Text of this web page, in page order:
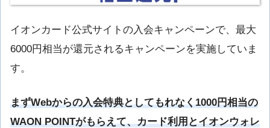
イオンカード公式サイトの入会キャンペーンで、最大
6000円相当が還元されるキャンペーンを実施していま
す。
まずWebからの入会特典としてもれなく1000円相当の
WAON POINTがもらえて、カード利用とイオンウォレ